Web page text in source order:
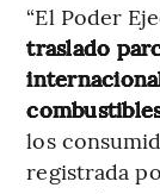
“El Poder
traslado
los
registrada